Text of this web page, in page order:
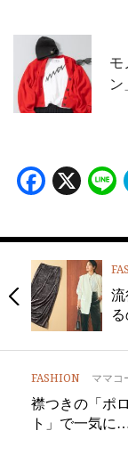
モ
X
流
FASHION ママコ
襟つきの「ポ
ト」で一気に